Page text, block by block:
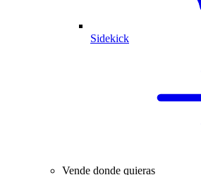
Sidekick
Vende donde quieras